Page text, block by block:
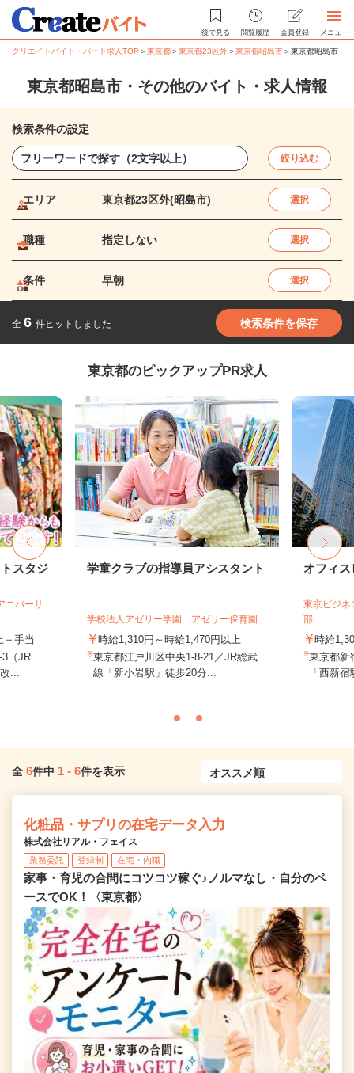
後で見る 閲覧履歴 会員登録 メニュー
クリエイトバイト・パート求人TOP ＞東京都＞東京都23区外＞東京都昭島市＞東京都昭島市・
東京都昭島市・その他のバイト・求人情報
検索条件の設定
絞り込む
エリア 東京都23区外(昭島市) 選択
職種 指定しない 選択
条件 早朝 選択
全 6 件ヒットしました 検索条件を保存
東京都のピックアップPR求人
スタジ
ニバーサ
＋手当
3（JR
...
学童クラブの指導員アシスタント
学校法人アゼリー学園 アゼリー保育園
時給1,310円～時給1,470円以上
東京都江戸川区中央1-8-21／JR総武
線「新小岩駅」徒歩20分...
オフィス
東京ビジ
部
時給
東京都新
「西新
全 6件中 1 - 6件を表示
化粧品・サプリの在宅データ入力
株式会社リアル・フェイス
業務委託 登録制 在宅・内職
家事・育児の合間にコツコツ稼ぐ♪ノルマなし・自分のペ
ースでOK！〈東京都〉